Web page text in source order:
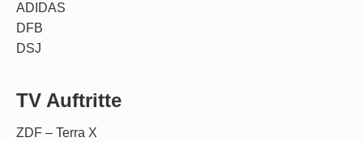
ADIDAS
DFB
DSJ
TV Auftritte
ZDF – Terra X